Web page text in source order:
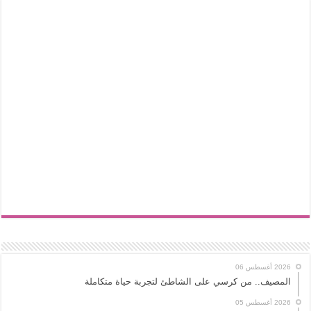
2026 أغسطس 06
المصيف.. من كرسي على الشاطئ لتجربة حياة متكاملة
2026 أغسطس 05